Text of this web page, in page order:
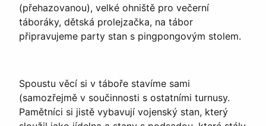
(přehazovanou), velké ohniště pro večerní
táboráky, dětská prolejzačka, na tábor
připravujeme party stan s pingpongovým stolem.
Spoustu věcí si v táboře stavíme sami
(samozřejmě v součinnosti s ostatními turnusy.
Pamětníci si jistě vybavují vojenský stan, který